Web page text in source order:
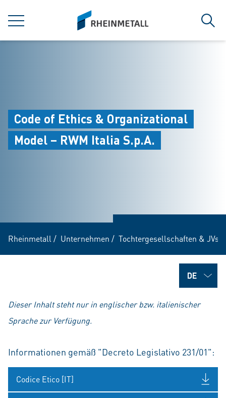
MENÜ
siteLogo
Code of Ethics & Organizational
Model – RWM Italia S.p.A.
Rheinmetall / Unternehmen / Tochtergesellschaften & JVs
Dieser Inhalt steht nur in englischer bzw. italienischer
Sprache zur Verfügung.
Informationen gemäß "Decreto Legislativo 231/01":
Codice Etico [IT]